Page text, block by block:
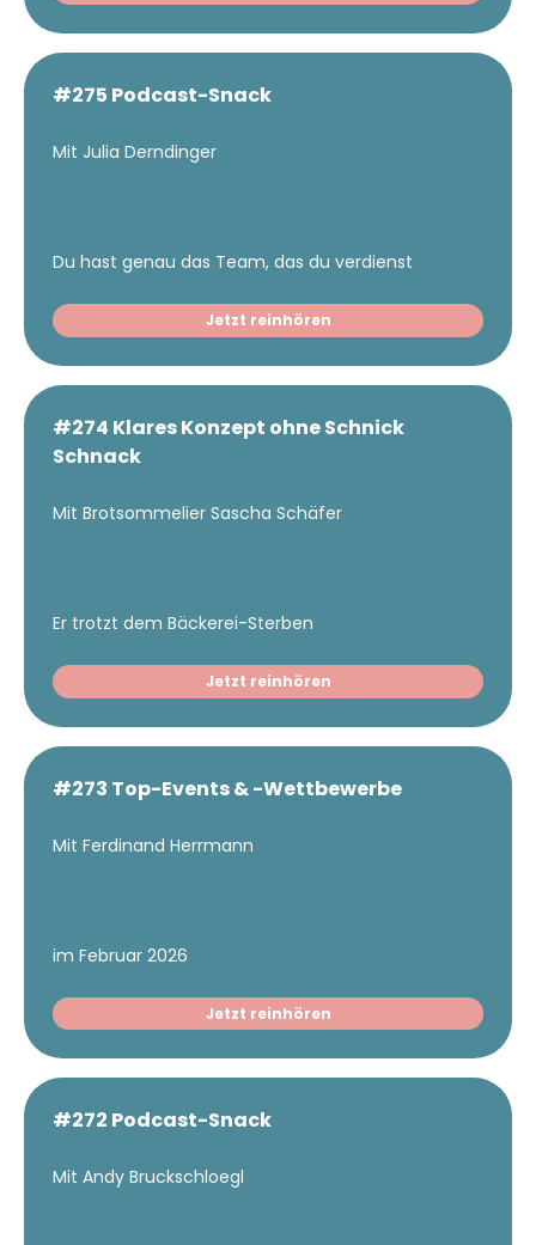
#275 Podcast-Snack
Mit Julia Derndinger
Du hast genau das Team, das du verdienst
Jetzt reinhören
#274 Klares Konzept ohne Schnick
Schnack
Mit Brotsommelier Sascha Schäfer
Er trotzt dem Bäckerei-Sterben
Jetzt reinhören
#273 Top-Events & -Wettbewerbe
Mit Ferdinand Herrmann
im Februar 2026
Jetzt reinhören
#272 Podcast-Snack
Mit Andy Bruckschloegl